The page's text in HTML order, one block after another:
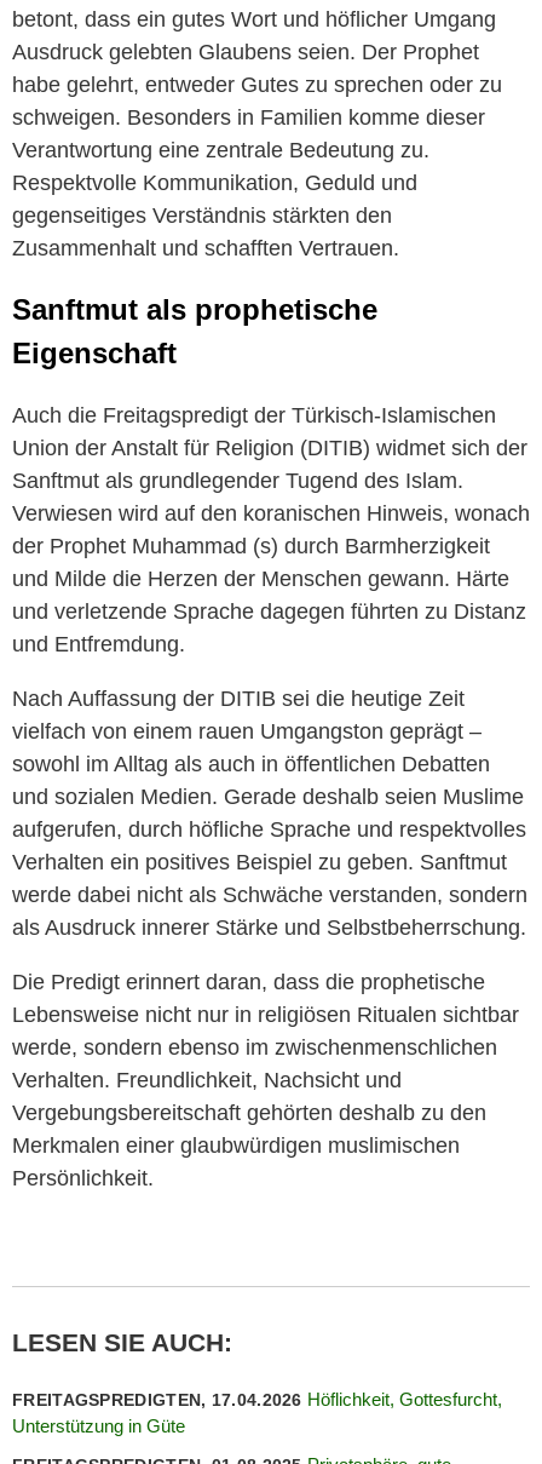
betont, dass ein gutes Wort und höflicher Umgang
Ausdruck gelebten Glaubens seien. Der Prophet
habe gelehrt, entweder Gutes zu sprechen oder zu
schweigen. Besonders in Familien komme dieser
Verantwortung eine zentrale Bedeutung zu.
Respektvolle Kommunikation, Geduld und
gegenseitiges Verständnis stärkten den
Zusammenhalt und schafften Vertrauen.
Sanftmut als prophetische
Eigenschaft
Auch die Freitagspredigt der Türkisch-Islamischen
Union der Anstalt für Religion (DITIB) widmet sich der
Sanftmut als grundlegender Tugend des Islam.
Verwiesen wird auf den koranischen Hinweis, wonach
der Prophet Muhammad (s) durch Barmherzigkeit
und Milde die Herzen der Menschen gewann. Härte
und verletzende Sprache dagegen führten zu Distanz
und Entfremdung.
Nach Auffassung der DITIB sei die heutige Zeit
vielfach von einem rauen Umgangston geprägt –
sowohl im Alltag als auch in öffentlichen Debatten
und sozialen Medien. Gerade deshalb seien Muslime
aufgerufen, durch höfliche Sprache und respektvolles
Verhalten ein positives Beispiel zu geben. Sanftmut
werde dabei nicht als Schwäche verstanden, sondern
als Ausdruck innerer Stärke und Selbstbeherrschung.
Die Predigt erinnert daran, dass die prophetische
Lebensweise nicht nur in religiösen Ritualen sichtbar
werde, sondern ebenso im zwischenmenschlichen
Verhalten. Freundlichkeit, Nachsicht und
Vergebungsbereitschaft gehörten deshalb zu den
Merkmalen einer glaubwürdigen muslimischen
Persönlichkeit.
LESEN SIE AUCH:
FREITAGSPREDIGTEN, 17.04.2026 Höflichkeit, Gottesfurcht,
Unterstützung in Güte